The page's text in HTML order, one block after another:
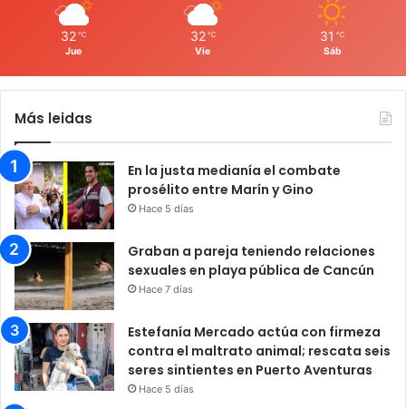
32 ℃
Jue
32 ℃
Vie
31 ℃
Sáb
Más leidas
En la justa medianía el combate
prosélito entre Marín y Gino
Hace 5 días
Graban a pareja teniendo relaciones
sexuales en playa pública de Cancún
Hace 7 días
Estefanía Mercado actúa con firmeza
contra el maltrato animal; rescata seis
seres sintientes en Puerto Aventuras
Hace 5 días